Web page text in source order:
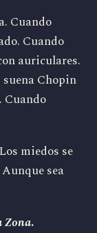
Cuando
Cuando
auriculares.
Chopin
Cuando
miedos se
sea
Zona.